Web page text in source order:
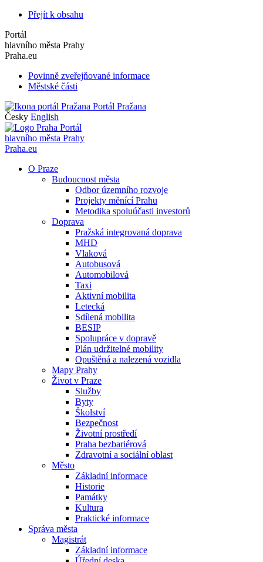
Přejít k obsahu
Portál
hlavního města Prahy
Praha.eu
Povinně zveřejňované informace
Městské části
Portál Pražana
Česky English
Portál
hlavního města Prahy
Praha.eu
O Praze
Budoucnost města
Odbor územního rozvoje
Projekty měnící Prahu
Metodika spoluúčasti investorů
Doprava
Pražská integrovaná doprava
MHD
Vlaková
Autobusová
Automobilová
Taxi
Aktivní mobilita
Letecká
Sdílená mobilita
BESIP
Spolupráce v dopravě
Plán udržitelné mobility
Opuštěná a nalezená vozidla
Mapy Prahy
Život v Praze
Služby
Byty
Školství
Bezpečnost
Životní prostředí
Praha bezbariérová
Zdravotní a sociální oblast
Město
Základní informace
Historie
Památky
Kultura
Praktické informace
Správa města
Magistrát
Základní informace